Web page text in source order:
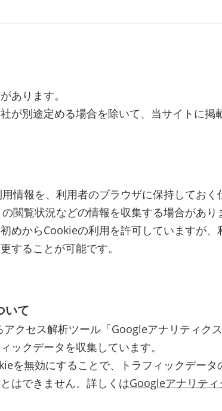
あります。
が別途定める場合を除いて、当サイトに掲
情報を、利用者のブラウザに保持してお
閲覧状況などの情報を収集する場合があ
めからCookieの利用を許可していますが
することが可能です。
いて
クセス解析ツール「Googleアナリティク
ックデータを収集しています。
を無効にすることで、トラフィックデー
はできません。詳しくはGoogleアナリテ